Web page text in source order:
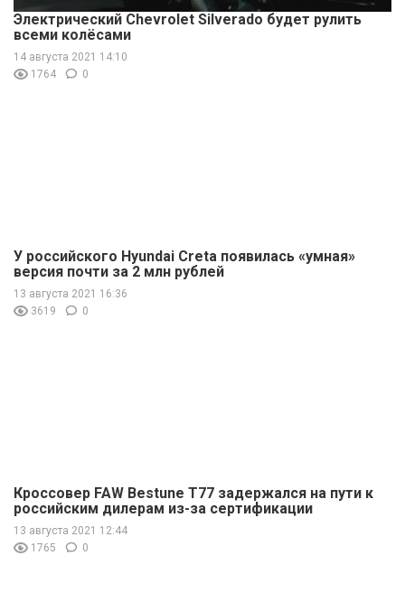
Электрический Chevrolet Silverado будет рулить
всеми колёсами
14 августа 2021 14:10
1764
0
У российского Hyundai Creta появилась «умная»
версия почти за 2 млн рублей
13 августа 2021 16:36
3619
0
Кроссовер FAW Bestune T77 задержался на пути к
российским дилерам из-за сертификации
13 августа 2021 12:44
1765
0